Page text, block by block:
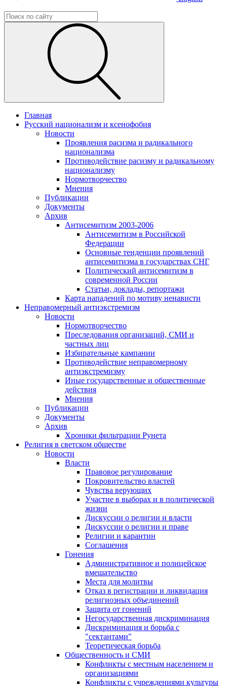
Главная
Русский национализм и ксенофобия
Новости
Проявления расизма и радикального
национализма
Противодействие расизму и радикальному
национализму
Нормотворчество
Мнения
Публикации
Документы
Архив
Антисемитизм 2003-2006
Антисемитизм в Российской
Федерации
Основные тенденции проявлений
антисемитизма в государствах СНГ
Политический антисемитизм в
современной России
Статьи, доклады, репортажи
Карта нападений по мотиву ненависти
Неправомерный антиэкстремизм
Новости
Нормотворчество
Преследования организаций, СМИ и
частных лиц
Избирательные кампании
Противодействие неправомерному
антиэкстремизму
Иные государственные и общественные
действия
Мнения
Публикации
Документы
Архив
Хроники фильтрации Рунета
Религия в светском обществе
Новости
Власти
Правовое регулирование
Покровительство властей
Чувства верующих
Участие в выборах и в политической
жизни
Дискуссии о религии и власти
Дискуссии о религии и праве
Религии и карантин
Соглашения
Гонения
Административное и полицейское
вмешательство
Места для молитвы
Отказ в регистрации и ликвидация
религиозных объединений
Защита от гонений
Негосударственная дискриминация
Дискриминация и борьба с
"сектантами"
Теоретическая борьба
Общественность и СМИ
Конфликты с местным населением и
организациями
Конфликты с учреждениями культуры